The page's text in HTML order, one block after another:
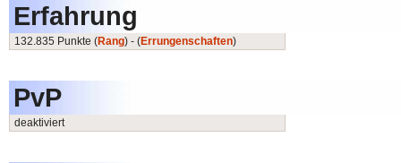
Erfahrung
132.835 Punkte (Rang) - (Errungenschaften)
PvP
deaktiviert